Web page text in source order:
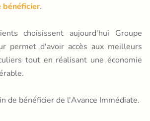
bénéficier.
choisissent aujourd'hui Groupe
permet d'avoir accès aux meilleurs
tout en réalisant une économie
de bénéficier de l'Avance Immédiate.